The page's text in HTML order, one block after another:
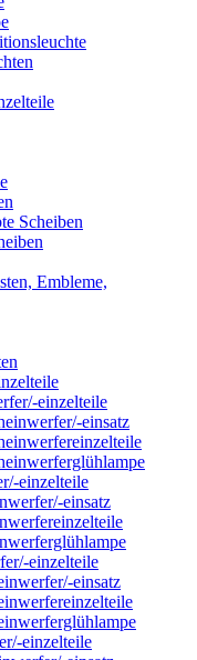
Scheiben
Embleme,
einzelteile
einsatz
einzelteile
einsatz
einzelteile
einsatz
einzelteile